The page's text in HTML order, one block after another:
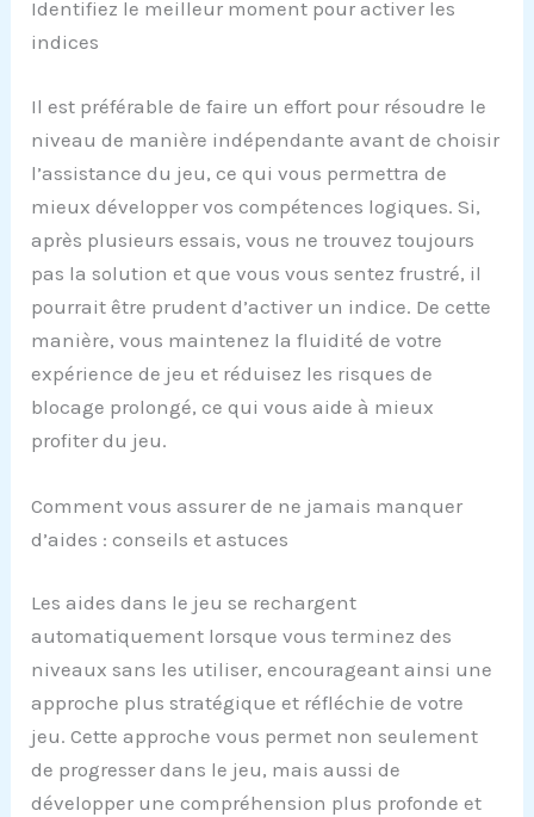
Identifiez le meilleur moment pour activer les
indices
Il est préférable de faire un effort pour résoudre le
niveau de manière indépendante avant de choisir
l’assistance du jeu, ce qui vous permettra de
mieux développer vos compétences logiques. Si,
après plusieurs essais, vous ne trouvez toujours
pas la solution et que vous vous sentez frustré, il
pourrait être prudent d’activer un indice. De cette
manière, vous maintenez la fluidité de votre
expérience de jeu et réduisez les risques de
blocage prolongé, ce qui vous aide à mieux
profiter du jeu.
Comment vous assurer de ne jamais manquer
d’aides : conseils et astuces
Les aides dans le jeu se rechargent
automatiquement lorsque vous terminez des
niveaux sans les utiliser, encourageant ainsi une
approche plus stratégique et réfléchie de votre
jeu. Cette approche vous permet non seulement
de progresser dans le jeu, mais aussi de
développer une compréhension plus profonde et